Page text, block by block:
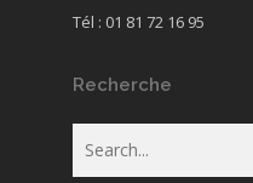
Tél : 01 81 72 16 95
Recherche